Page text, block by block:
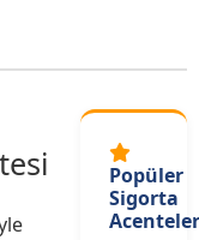
Popüler
Sigorta